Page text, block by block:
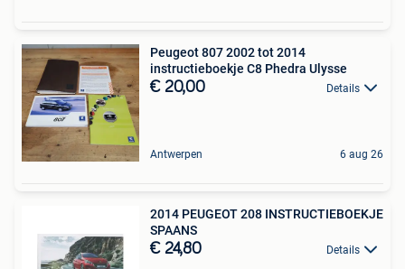
Peugeot 807 2002 tot 2014
instructieboekje C8 Phedra Ulysse
€ 20,00 Details
Antwerpen 6 aug 26
2014 PEUGEOT 208 INSTRUCTIEBOEKJE
SPAANS
€ 24,80 Details